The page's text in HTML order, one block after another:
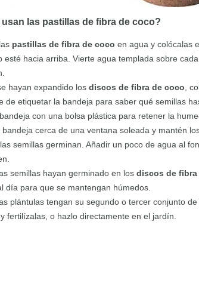
las pastillas de fibra de coco?
pastillas de fibra de coco en agua y colócalas
esté hacia arriba. Vierte agua templada sobre
hayan expandido los discos de fibra de coco ,
de etiquetar la bandeja para saber qué semillas
con una bolsa plástica para retener la
bandeja cerca de una ventana soleada y mantén
semillas germinan. Añadir un poco de agua al
semillas hayan germinado en los discos de fibra
día para que se mantengan húmedos.
plántulas tengan su segundo o tercer conjunto
fertilízalas, o hazlo directamente en el jardín.